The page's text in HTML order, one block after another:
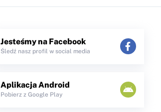
Jesteśmy na Facebook
Śledź nasz profil w social media
Aplikacja Android
Pobierz z Google Play